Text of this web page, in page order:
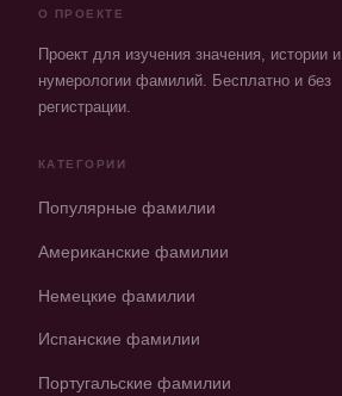
О ПРОЕКТЕ
Проект для изучения значения, истории и
нумерологии фамилий. Бесплатно и без
регистрации.
КАТЕГОРИИ
Популярные фамилии
Американские фамилии
Немецкие фамилии
Испанские фамилии
Португальские фамилии